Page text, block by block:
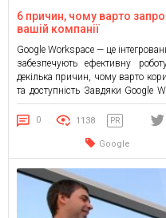
6 причин, чому варто
вашій компанії
Google Workspace — це
забезпечують ефективну
декілька причин, чому варто
та доступність Завдяки Google
якого місця та пристрою, що
потрібно зберігати дані на
ваші […]
0 1138 PR
Google